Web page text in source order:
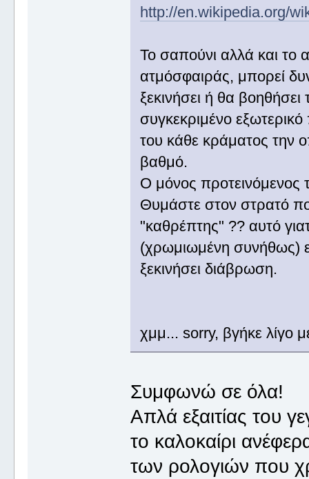
http://en.wikipedia.org/
Το σαπούνι αλλά και το
ατμόσφαιράς, μπορεί
ξεκινήσει ή θα
συγκεκριμένο
του κάθε κράματος την
βαθμό.
Ο μόνος προτεινόμενος
Θυμάστε στον στρατό
"καθρέπτης" ?? αυτό
(χρωμιωμένη συνήθως)
ξεκινήσει διάβρωση.
χμμ... sorry, βγήκε λίγο
Συμφωνώ σε όλα!
Απλά εξαιτίας του
το καλοκαίρι
των ρολογιών που